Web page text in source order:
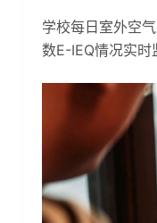
学校每日室外空
数E-IEQ情况实时